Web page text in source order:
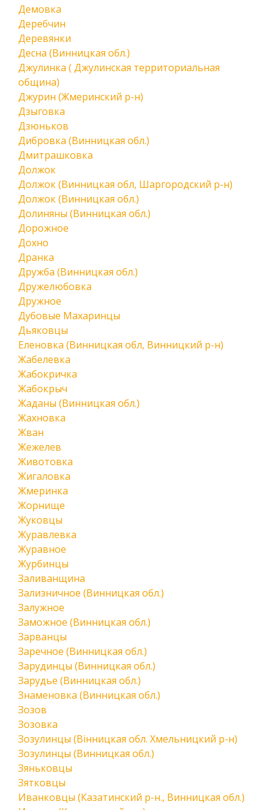
Демовка
Деребчин
Деревянки
Десна (Винницкая обл.)
Джулинка ( Джулинская территориальная
община)
Джурин (Жмеринский р-н)
Дзыговка
Дзюньков
Дибровка (Винницкая обл.)
Дмитрашковка
Должок
Должок (Винницкая обл, Шаргородский р-н)
Должок (Винницкая обл.)
Долиняны (Винницкая обл.)
Дорожное
Дохно
Дранка
Дружба (Винницкая обл.)
Дружелюбовка
Дружное
Дубовые Махаринцы
Дьяковцы
Еленовка (Винницкая обл, Винницкий р-н)
Жабелевка
Жабокричка
Жабокрыч
Жаданы (Винницкая обл.)
Жахновка
Жван
Жежелев
Животовка
Жигаловка
Жмеринка
Жорнище
Жуковцы
Журавлевка
Журавное
Журбинцы
Заливанщина
Зализничное (Винницкая обл.)
Залужное
Заможное (Винницкая обл.)
Зарванцы
Заречное (Винницкая обл.)
Зарудинцы (Винницкая обл.)
Зарудье (Винницкая обл.)
Знаменовка (Винницкая обл.)
Зозов
Зозовка
Зозулинцы (Вінницкая обл. Хмельницкий р-н)
Зозулинцы (Винницкая обл.)
Зяньковцы
Зятковцы
Иванковцы (Казатинский р-н., Винницкая обл.)